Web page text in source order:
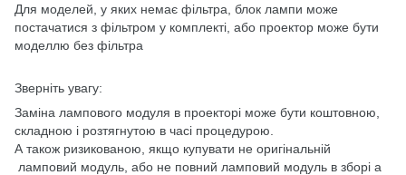
Для моделей, у яких немає фільтра, блок лампи може
постачатися з фільтром у комплекті, або проектор може бути
моделлю без фільтра
Зверніть увагу:
Заміна лампового модуля в проекторі може бути коштовною,
складною і розтягнутою в часі процедурою.
А також ризикованою, якщо купувати не оригінальній
ламповий модуль, або не повний ламповий модуль в зборі а